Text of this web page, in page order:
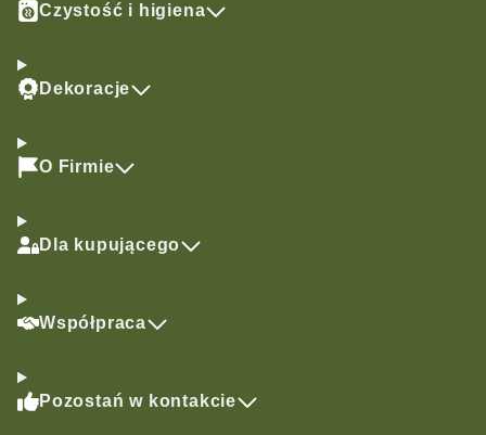
Czystość i higiena
Dekoracje
O Firmie
Dla kupującego
Współpraca
Pozostań w kontakcie